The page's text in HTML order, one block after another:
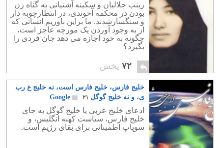
زینب جلالیان و سکینه آشتیانی به گناه زن
بودن در محکمه آخوندی، در انتظارچوبه دار
و سنگسارشدند. ما براین باوریم انسانی که
از به وجود آوردن یک مورچه عاجز است،
چگونه به خود اجازه می دهد جان فردی را
بگیرد؟
۷۲ پخش
خلیج فارس، خلیج فارس است، نه خلیج ع رب
ی، و نه خلیج گوگل Google ۲۱
ادعای خلیج عربی یا خلیج گوگل به جای
خلیج فارس، سیاست کهنه انگلیس، و
سوپاپ اطمینانی برای بقای رژیم است.